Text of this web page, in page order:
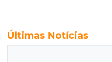
Últimas Notícias